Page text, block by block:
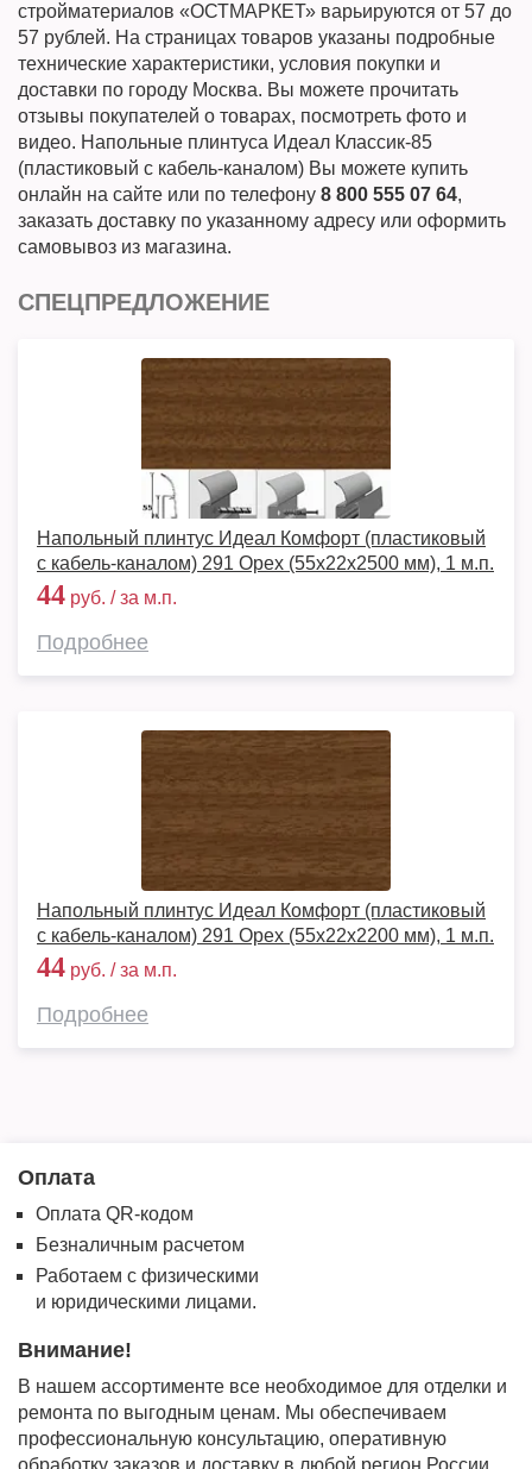
стройматериалов «ОСТМАРКЕТ» варьируются от 57 до
57 рублей. На страницах товаров указаны подробные
технические характеристики, условия покупки и
доставки по городу Москва. Вы можете прочитать
отзывы покупателей о товарах, посмотреть фото и
видео. Напольные плинтуса Идеал Классик-85
(пластиковый с кабель-каналом) Вы можете купить
онлайн на сайте или по телефону 8 800 555 07 64,
заказать доставку по указанному адресу или оформить
самовывоз из магазина.
СПЕЦПРЕДЛОЖЕНИЕ
Напольный плинтус Идеал Комфорт (пластиковый
с кабель-каналом) 291 Орех (55x22x2500 мм), 1 м.п.
44 руб. / за м.п.
Подробнее
Напольный плинтус Идеал Комфорт (пластиковый
с кабель-каналом) 291 Орех (55x22x2200 мм), 1 м.п.
44 руб. / за м.п.
Подробнее
Оплата
Оплата QR-кодом
Безналичным расчетом
Работаем с физическими
и юридическими лицами.
Внимание!
В нашем ассортименте все необходимое для отделки и
ремонта по выгодным ценам. Мы обеспечиваем
профессиональную консультацию, оперативную
обработку заказов и доставку в любой регион России.